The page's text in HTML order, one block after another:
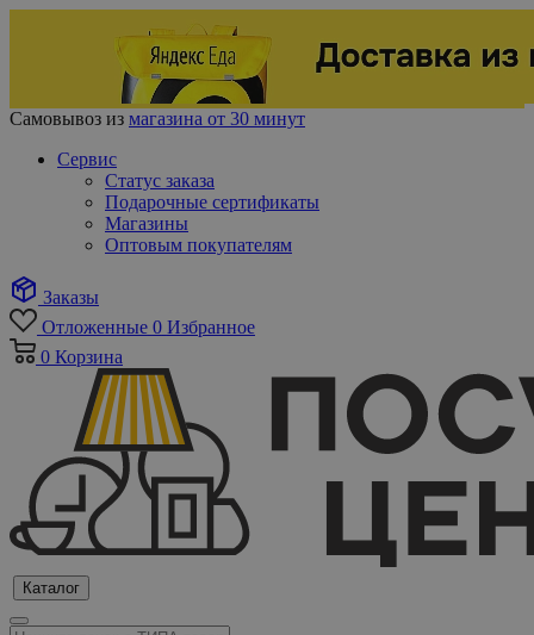
Самовывоз из магазина от 30 минут
Сервис
Статус заказа
Подарочные сертификаты
Магазины
Оптовым покупателям
Заказы
Отложенные 0 Избранное
0 Корзина
Каталог